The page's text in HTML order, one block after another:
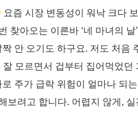
요즘 시장 변동성이 워낙 크다
아오는 이른바 ‘네 마녀의 날
안 오기도 하구요. 저도 처음
모르면서 겁부터 집어먹었던
주가 급락 위험이 얼마나 되
보려고 합니다. 어렵지 않게,